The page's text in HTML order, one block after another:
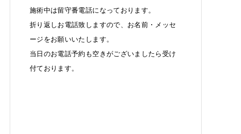
施術中は留守番電話になっております。
折り返しお電話致しますので、お名前・メッセ
ージをお願いいたします。
当日のお電話予約も空きがございましたら受け
付ております。